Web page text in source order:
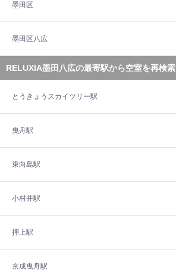
墨田区
墨田区八広
RELUXIA墨田八広の最寄駅から空室を再検索
とうきょうスカイツリー駅
曳舟駅
東向島駅
小村井駅
押上駅
京成曳舟駅